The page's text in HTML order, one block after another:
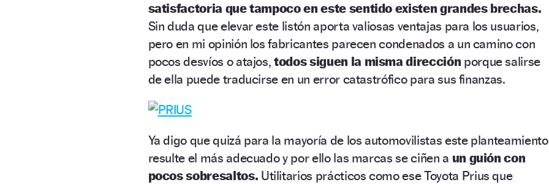
satisfactoria que tampoco en este sentido existen grandes brechas.
Sin duda que elevar este listón aporta valiosas ventajas para los usuarios,
pero en mi opinión los fabricantes parecen condenados a un camino con
pocos desvíos o atajos,todos siguen la misma dirección porque salirse
de ella puede traducirse en un error catastrófico para sus finanzas.
Ya digo que quizá para la mayoría de los automovilistas este planteamiento
resulte el más adecuado y por ello las marcas se ciñen a un guión con
pocos sobresaltos. Utilitarios prácticos como ese Toyota Prius que